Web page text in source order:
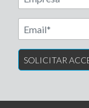
Another label